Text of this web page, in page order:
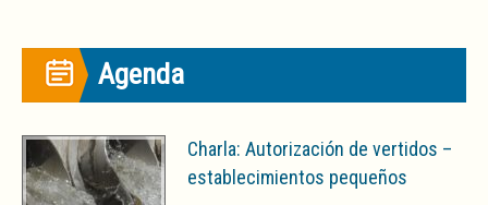
Agenda
Charla: Autorización de vertidos –
establecimientos pequeños